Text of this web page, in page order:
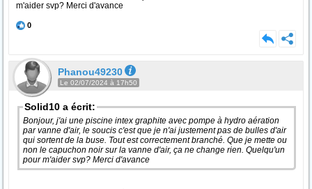
m'aider svp? Merci d'avance
0
Phanou49230
Le 02/07/2024 à 17h50
Solid10 a écrit:
Bonjour, j'ai une piscine intex graphite avec pompe à hydro aération
par vanne d'air, le soucis c'est que je n'ai justement pas de bulles d'air
qui sortent de la buse. Tout est correctement branché. Que je mette ou
non le capuchon noir sur la vanne d'air, ça ne change rien. Quelqu'un
pour m'aider svp? Merci d'avance